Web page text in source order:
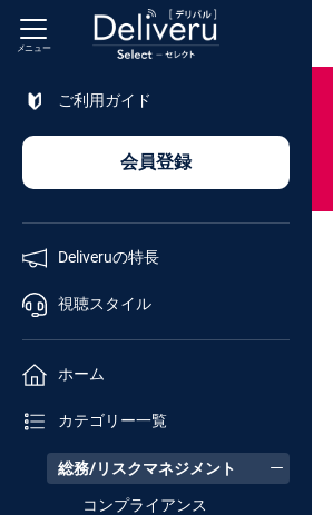
メニュー
ご利用ガイド
会員登録
Deliveruの特長
視聴スタイル
ホーム
カテゴリー一覧
総務/リスクマネジメント
コンプライアンス
セミナー
番号検索